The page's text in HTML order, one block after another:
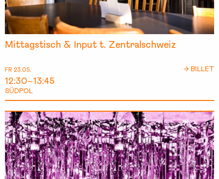
FR 23.05.
12:30–13:45
SÜDPOL
Mittagstisch & Input t. Zentralschweiz
→ BILLET